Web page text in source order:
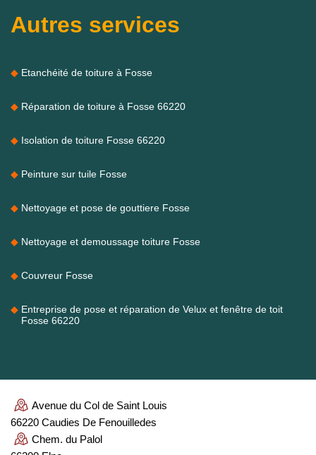
Autres services
Etanchéité de toiture à Fosse
Réparation de toiture à Fosse 66220
Isolation de toiture Fosse 66220
Peinture sur tuile Fosse
Nettoyage et pose de gouttiere Fosse
Nettoyage et demoussage toiture Fosse
Couvreur Fosse
Entreprise de pose et réparation de Velux et fenêtre de toit
Fosse 66220
Avenue du Col de Saint Louis
66220 Caudies De Fenouilledes
Chem. du Palol